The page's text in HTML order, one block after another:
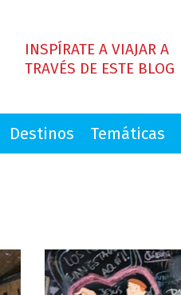
INSPÍRATE A VIAJAR A
TRAVÉS DE ESTE BLOG
Destinos Temáticas